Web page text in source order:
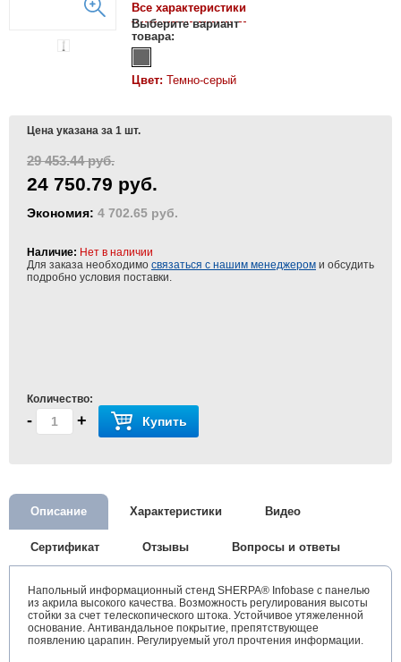
Все характеристики
Выберите вариант
товара:
Цвет: Темно-серый
Цена указана за 1 шт.
29 453.44 руб.
24 750.79 руб.
Экономия: 4 702.65 руб.
Наличие: Нет в наличии
Для заказа необходимо связаться с нашим менеджером и обсудить
подробно условия поставки.
Количество:
- + Купить
Описание Характеристики Видео
Сертификат Отзывы Вопросы и ответы
Напольный информационный стенд SHERPA® Infobase с панелью
из акрила высокого качества. Возможность регулирования высоты
стойки за счет телескопического штока. Устойчивое утяжеленной
основание. Антивандальное покрытие, препятствующее
появлению царапин. Регулируемый угол прочтения информации.